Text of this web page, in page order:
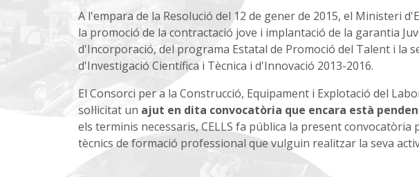
A l'empara de la Resolució del 12 de gener de 2015, el Ministeri
la promoció de la contractació jove i implantació de la garantia
d'Incorporació, del programa Estatal de Promoció del Talent i la
d'Investigació Científica i Tècnica i d'Innovació 2013-2016.
El Consorci per a la Construcció, Equipament i Explotació del
sol·licitat un ajut en dita convocatòria que encara està
els terminis necessaris, CELLS fa pública la present
tècnics de formació professional que vulguin realitzar la seva